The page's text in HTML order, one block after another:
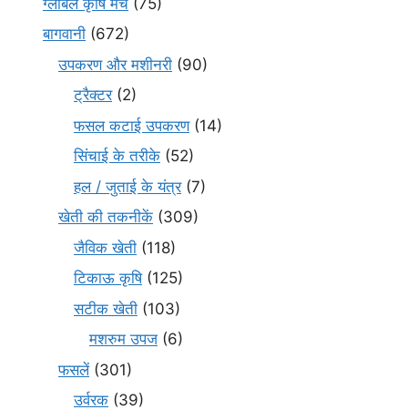
बागवानी (672)
उपकरण और मशीनरी (90)
ट्रैक्टर(2)
फसल कटाई उपकरण(14)
सिंचाई के तरीके (52)
हल / जुताई के यंत्र(7)
खेती की तकनीकें (309)
जैविक खेती (118)
टिकाऊ कृषि(125)
सटीक खेती (103)
मशरुम उपज (6)
फसलें(301)
उर्वरक (39)